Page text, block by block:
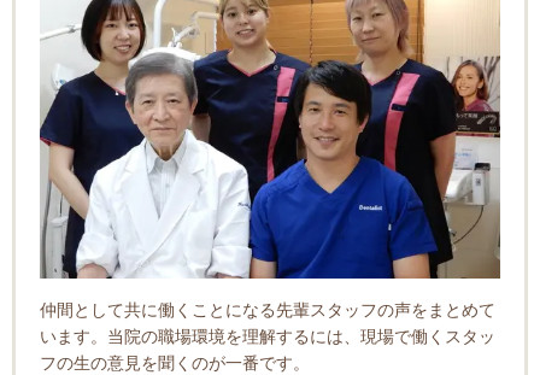
仲間として共に働くことになる先輩スタッフの声をまとめて
います。当院の職場環境を理解するには、現場で働くスタッ
フの生の意見を聞くのが一番です。